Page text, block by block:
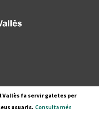
Vallès fa servir galetes per
usuaris. Consulta més